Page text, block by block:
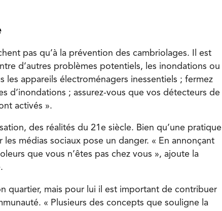
pas qu’à la prévention des cambriolages. Il est
d’autres problèmes potentiels, les inondations ou
les appareils électroménagers inessentiels ; fermez
d’inondations ; assurez-vous que vos détecteurs de
activés ».
des réalités du 21e siècle. Bien qu’une pratique
les médias sociaux pose un danger. « En annonçant
que vous n’êtes pas chez vous », ajoute la
quartier, mais pour lui il est important de contribuer
« Plusieurs des concepts que souligne la